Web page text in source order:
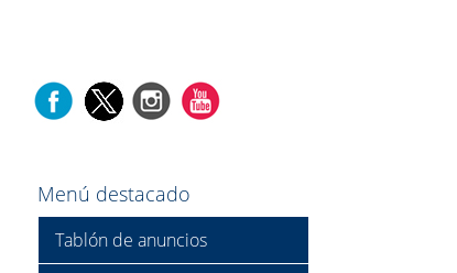
Menú destacado
Tablón de anuncios